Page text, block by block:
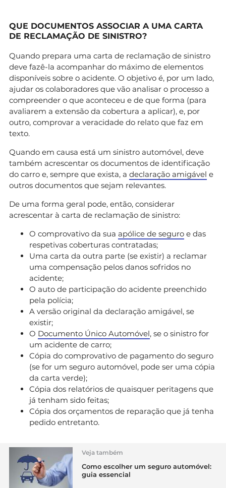
QUE DOCUMENTOS ASSOCIAR A UMA CARTA
DE RECLAMAÇÃO DE SINISTRO?
Quando prepara uma carta de reclamação de sinistro
deve fazê-la acompanhar do máximo de elementos
disponíveis sobre o acidente. O objetivo é, por um lado,
ajudar os colaboradores que vão analisar o processo a
compreender o que aconteceu e de que forma (para
avaliarem a extensão da cobertura a aplicar), e, por
outro, comprovar a veracidade do relato que faz em
texto.
Quando em causa está um sinistro automóvel, deve
também acrescentar os documentos de identificação
do carro e, sempre que exista, a declaração amigável e
outros documentos que sejam relevantes.
De uma forma geral pode, então, considerar
acrescentar à carta de reclamação de sinistro:
O comprovativo da sua apólice de seguro e das
respetivas coberturas contratadas;
Uma carta da outra parte (se existir) a reclamar
uma compensação pelos danos sofridos no
acidente;
O auto de participação do acidente preenchido
pela polícia;
A versão original da declaração amigável, se
existir;
O Documento Único Automóvel, se o sinistro for
um acidente de carro;
Cópia do comprovativo de pagamento do seguro
(se for um seguro automóvel, pode ser uma cópia
da carta verde);
Cópia dos relatórios de quaisquer peritagens que
já tenham sido feitas;
Cópia dos orçamentos de reparação que já tenha
pedido entretanto.
Veja também
Como escolher um seguro automóvel:
guia essencial